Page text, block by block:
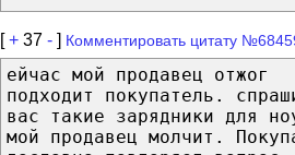
[+ 37 - ] Комментировать цитату
ейчас мой продавец отжог
подходит покупатель.
вас такие зарядники для
мой продавец молчит.